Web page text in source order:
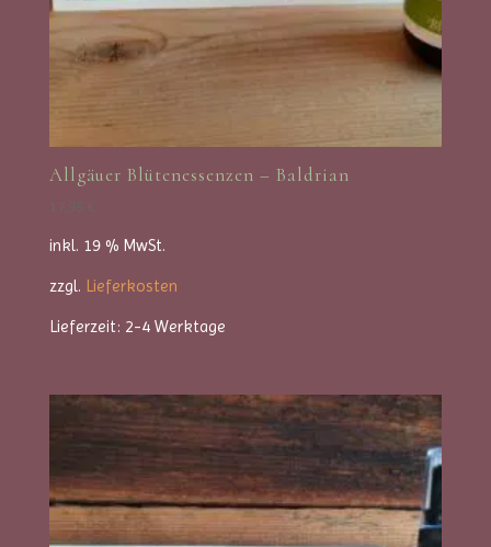
Allgäuer Blütenessenzen – Baldrian
17,95 €
inkl. 19 % MwSt.
zzgl. Lieferkosten
Lieferzeit: 2-4 Werktage